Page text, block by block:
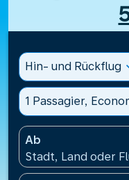
Hin- und Rückflug
1 Passagier,
Ab
Stadt, Land oder